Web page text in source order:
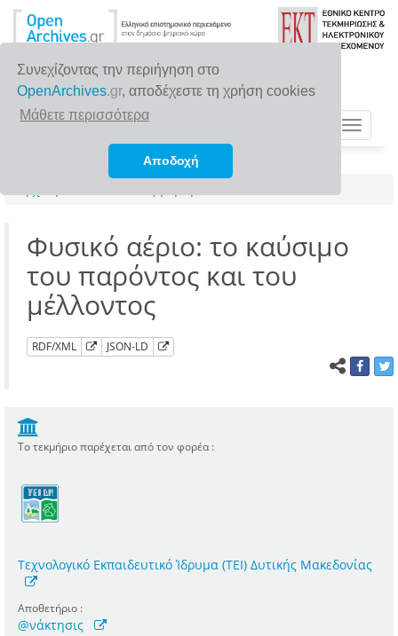
Συνεχίζοντας την περιήγηση στο
OpenArchives.gr, αποδέχεστε τη χρήση cookies
Μάθετε περισσότερα
Αποδοχή
Toggle
Φυσικό αέριο: το καύσιμο
του παρόντος και του
μέλλοντος
RDF/XML JSON-LD
Το τεκμήριο παρέχεται από τον φορέα :
Τεχνολογικό Εκπαιδευτικό Ίδρυμα (ΤΕΙ) Δυτικής Μακεδονίας
Αποθετήριο :
@νάκτησις